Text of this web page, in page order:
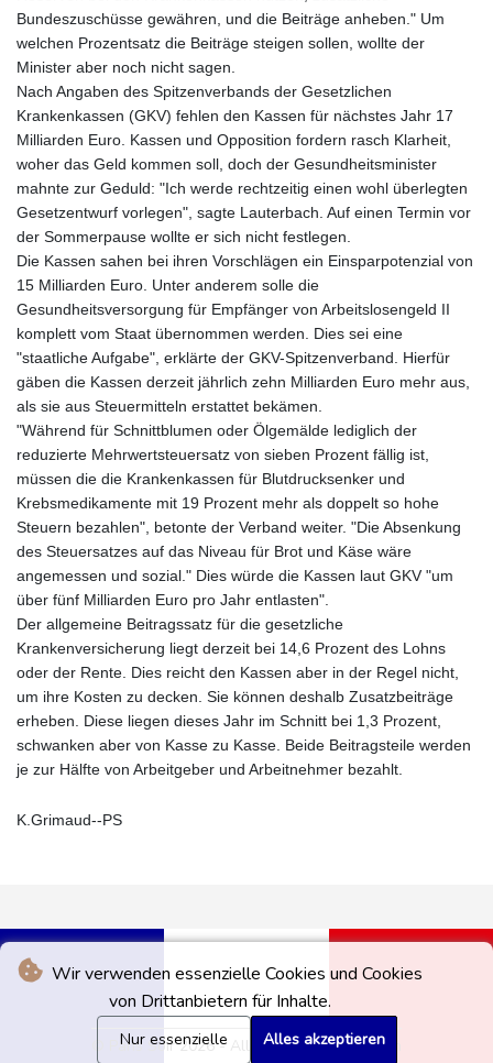
Wir verwenden essenzielle Cookies und Cookies
von Drittanbietern für Inhalte.
Nur essenzielle Alles akzeptieren
Bundeszuschüsse gewähren, und die Beiträge anheben." Um
welchen Prozentsatz die Beiträge steigen sollen, wollte der
Minister aber noch nicht sagen.
Nach Angaben des Spitzenverbands der Gesetzlichen
Krankenkassen (GKV) fehlen den Kassen für nächstes Jahr 17
Milliarden Euro. Kassen und Opposition fordern rasch Klarheit,
woher das Geld kommen soll, doch der Gesundheitsminister
mahnte zur Geduld: "Ich werde rechtzeitig einen wohl überlegten
Gesetzentwurf vorlegen", sagte Lauterbach. Auf einen Termin vor
der Sommerpause wollte er sich nicht festlegen.
Die Kassen sahen bei ihren Vorschlägen ein Einsparpotenzial von
15 Milliarden Euro. Unter anderem solle die
Gesundheitsversorgung für Empfänger von Arbeitslosengeld II
komplett vom Staat übernommen werden. Dies sei eine
"staatliche Aufgabe", erklärte der GKV-Spitzenverband. Hierfür
gäben die Kassen derzeit jährlich zehn Milliarden Euro mehr aus,
als sie aus Steuermitteln erstattet bekämen.
"Während für Schnittblumen oder Ölgemälde lediglich der
reduzierte Mehrwertsteuersatz von sieben Prozent fällig ist,
müssen die die Krankenkassen für Blutdrucksenker und
Krebsmedikamente mit 19 Prozent mehr als doppelt so hohe
Steuern bezahlen", betonte der Verband weiter. "Die Absenkung
des Steuersatzes auf das Niveau für Brot und Käse wäre
angemessen und sozial." Dies würde die Kassen laut GKV "um
über fünf Milliarden Euro pro Jahr entlasten".
Der allgemeine Beitragssatz für die gesetzliche
Krankenversicherung liegt derzeit bei 14,6 Prozent des Lohns
oder der Rente. Dies reicht den Kassen aber in der Regel nicht,
um ihre Kosten zu decken. Sie können deshalb Zusatzbeiträge
erheben. Diese liegen dieses Jahr im Schnitt bei 1,3 Prozent,
schwanken aber von Kasse zu Kasse. Beide Beitragsteile werden
je zur Hälfte von Arbeitgeber und Arbeitnehmer bezahlt.
K.Grimaud--PS
© Paris Soir 2026 - Alle Rechte vorbehalten